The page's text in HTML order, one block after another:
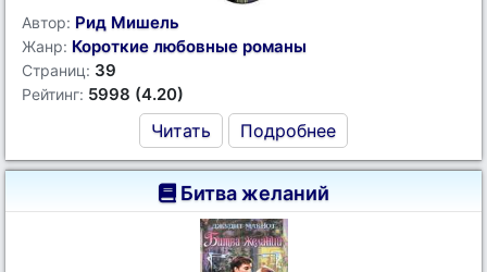
Автор: Рид Мишель
Жанр: Короткие любовные романы
Страниц: 39
Рейтинг: 5998 (4.20)
Читать Подробнее
Битва желаний